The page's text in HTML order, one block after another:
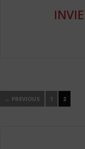
← PREVIOUS 1 2